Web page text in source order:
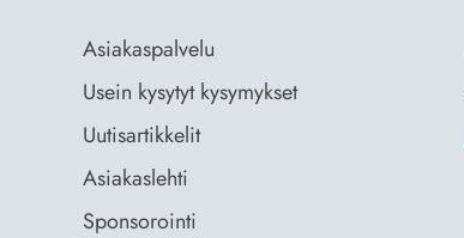
Asiakaspalvelu
Usein kysytyt kysymykset
Uutisartikkelit
Asiakaslehti
Sponsorointi